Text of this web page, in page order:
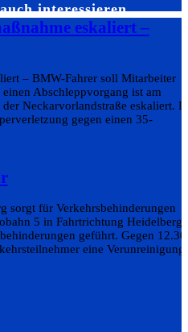
interessieren…
eskaliert –
– BMW-Fahrer soll Mitarbeiter
Abschleppvorgang ist am
Neckarvorlandstraße eskaliert.
gegen einen 35-
sorgt für Verkehrsbehinderungen
5 in Fahrtrichtung Heidelberg
geführt. Gegen 12.30
eine Verunreinigung